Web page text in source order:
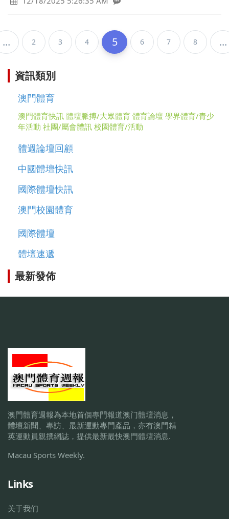
... 2 3 4 5 6 7 8 ...
資訊類別
澳門體育
澳門體育快訊 體壇脈搏/大眾體育 體育論壇 學界體育/青少
年活動 社團/屬會體訊 校園體育/活動
體週論壇回顧
中國體壇快訊
國際體壇快訊
澳門校園體育
國際體壇
體壇速遞
最新發佈
澳門體育週報為本地首個專門報道澳门體壇消息，
體壇新聞、專訪、最新運動專門產品，亦有澳門精
英運動員親撰網誌，提供最新最快澳門體壇消息.
Macau Sports Weekly.
Links
关于我们